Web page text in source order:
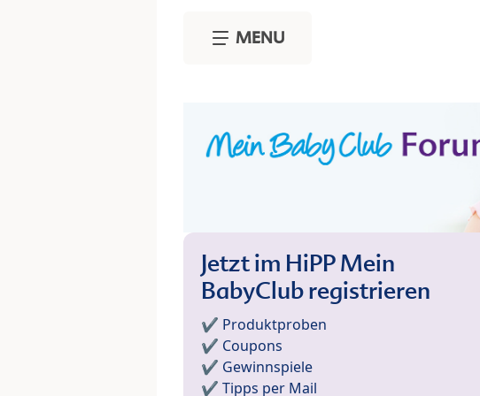
MENU
Jetzt im HiPP Mein
BabyClub registrieren
✔️ Produktproben
✔️ Coupons
✔️ Gewinnspiele
✔️ Tipps per Mail